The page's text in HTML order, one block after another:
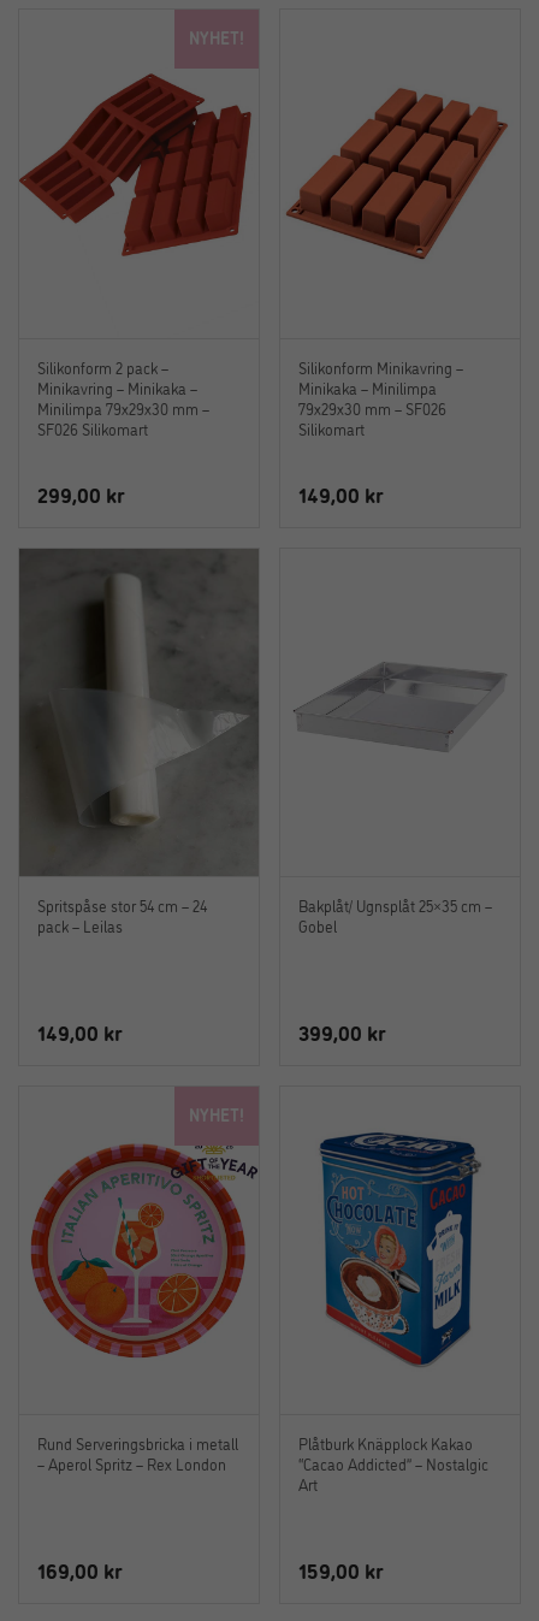
NYHET!
Silikonform 2 pack –
Minikavring – Minikaka –
Minilimpa 79x29x30 mm –
SF026 Silikomart
299,00 kr
Silikonform Minikavring –
Minikaka – Minilimpa
79x29x30 mm – SF026
Silikomart
149,00 kr
Spritspåse stor 54 cm – 24
pack – Leilas
149,00 kr
Bakplåt/ Ugnsplåt 25×35 cm –
Gobel
399,00 kr
NYHET!
Rund Serveringsbricka i metall
– Aperol Spritz – Rex London
169,00 kr
Plåtburk Knäpplock Kakao
“Cacao Addicted” – Nostalgic
Art
159,00 kr